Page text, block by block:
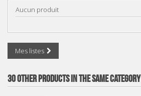
Aucun produit
Mes listes
30 OTHER PRODUCTS IN THE SAME CATEGORY